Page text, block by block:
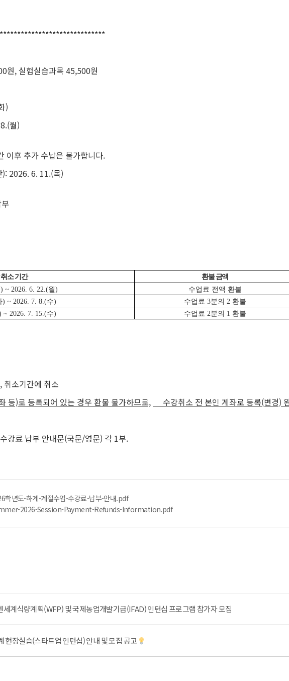
원, 실험실습과목 45,500원
)
월)
후 추가 수납은 불가합니다.
2026. 6. 11.(목)
소 기간
환불 금액
~ 2026. 6. 22.(월)
수업료 전액 환불
) ~ 2026. 7. 8.(수)
수업료 3분의 2 환불
~ 2026. 7. 15.(수)
수업료 2분의 1 환불
소기간에 취소
등)로 등록되어 있는 경우 환불 불가하므로,
수강취소 전 본인 계좌로 등록(변경)
강료 납부 안내문(국문/영문) 각 1부.
학년도-하계-계절수업-수강료-납부-안내.pdf
2026-Session-Payment-Refunds-Information.pdf
세계식량계획(WFP) 및 국제농업개발기금(IFAD) 인턴십 프로그램 참가자 모집
현장실습(스타트업 인턴십) 안내 및 모집 공고